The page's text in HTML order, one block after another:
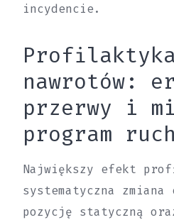
incydencie.
Profilaktyka
nawrotów:
przerwy i
program
Największy efekt
systematyczna
pozycję statyczną